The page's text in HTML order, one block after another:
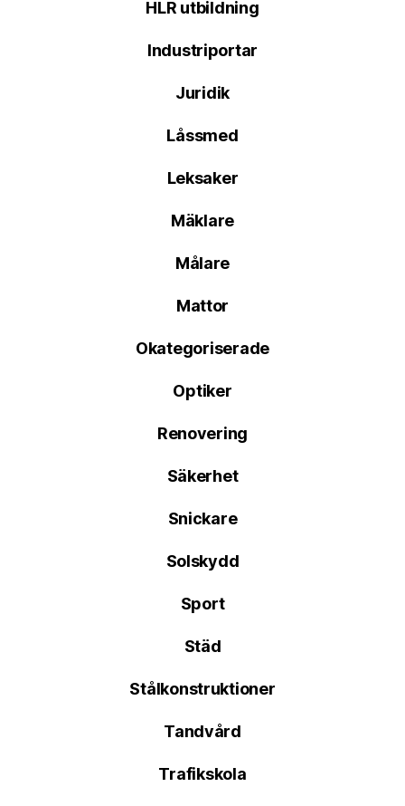
HLR utbildning
Industriportar
Juridik
Låssmed
Leksaker
Mäklare
Målare
Mattor
Okategoriserade
Optiker
Renovering
Säkerhet
Snickare
Solskydd
Sport
Städ
Stålkonstruktioner
Tandvård
Trafikskola